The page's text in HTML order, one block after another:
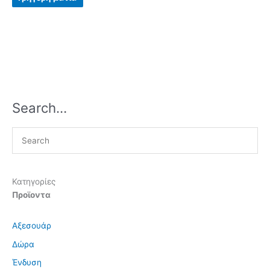
Search…
Κατηγορίες
Προϊοντα
Αξεσουάρ
Δώρα
Ένδυση